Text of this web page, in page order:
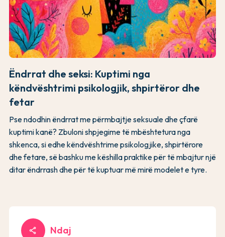
Ëndrrat dhe seksi: Kuptimi nga
këndvështrimi psikologjik, shpirtëror dhe
fetar
Pse ndodhin ëndrrat me përmbajtje seksuale dhe çfarë
kuptimi kanë? Zbuloni shpjegime të mbështetura nga
shkenca, si edhe këndvështrime psikologjike, shpirtërore
dhe fetare, së bashku me këshilla praktike për të mbajtur një
ditar ëndrrash dhe për të kuptuar më mirë modelet e tyre.
share Ndaj